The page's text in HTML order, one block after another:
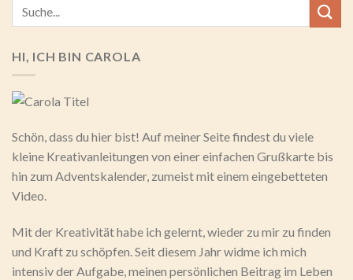
HI, ICH BIN CAROLA
Schön, dass du hier bist! Auf meiner Seite findest du viele
kleine Kreativanleitungen von einer einfachen Grußkarte bis
hin zum Adventskalender, zumeist mit einem eingebetteten
Video.
Mit der Kreativität habe ich gelernt, wieder zu mir zu finden
und Kraft zu schöpfen. Seit diesem Jahr widme ich mich
intensiv der Aufgabe, meinen persönlichen Beitrag im Leben